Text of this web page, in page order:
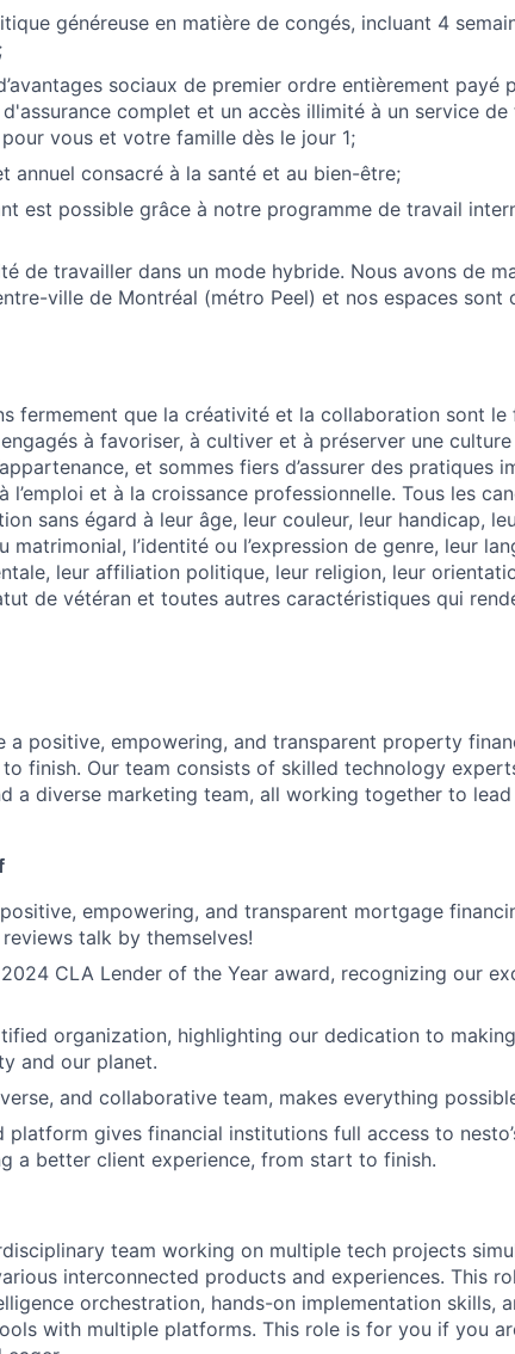
généreuse en matière de congés, incluant 4
sociaux de premier ordre entièrement payé
complet et un accès illimité à un service
vous et votre famille dès le jour 1;
annuel consacré à la santé et au bien-être;
est possible grâce à notre programme de travail
de travailler dans un mode hybride. Nous avons de
ville de Montréal (métro Peel) et nos espaces sont
fermement que la créativité et la collaboration sont le
à favoriser, à cultiver et à préserver une
et sommes fiers d’assurer des pratiques
l’emploi et à la croissance professionnelle. Tous les
sans égard à leur âge, leur couleur, leur handicap,
matrimonial, l’identité ou l’expression de genre, leur
leur affiliation politique, leur religion, leur
de vétéran et toutes autres caractéristiques qui
a positive, empowering, and transparent property
finish. Our team consists of skilled technology
a diverse marketing team, all working together to
empowering, and transparent mortgage
talk by themselves!
CLA Lender of the Year award, recognizing our
organization, highlighting our dedication to
and our planet.
and collaborative team, makes everything
platform gives financial institutions full access to
a better client experience, from start to finish.
team working on multiple tech projects
interconnected products and experiences. This
orchestration, hands-on implementation skills,
with multiple platforms. This role is for you if you